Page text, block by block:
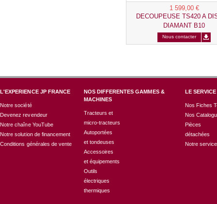
1 599,00 €
DECOUPEUSE TS420 A
DIAMANT B10
Nous contacter
L'EXPERIENCE JP FRANCE
Notre société
Devenez revendeur
Notre chaîne YouTube
Notre solution de financement
Conditions générales de vente
NOS DIFFERENTES GAMMES &
MACHINES
Tracteurs et
micro-tracteurs
Autoportées
et tondeuses
Accessoires
et équipements
Outils
électriques
thermiques
LE
Nos Fiches
Nos
Pièces
détachées
Notre